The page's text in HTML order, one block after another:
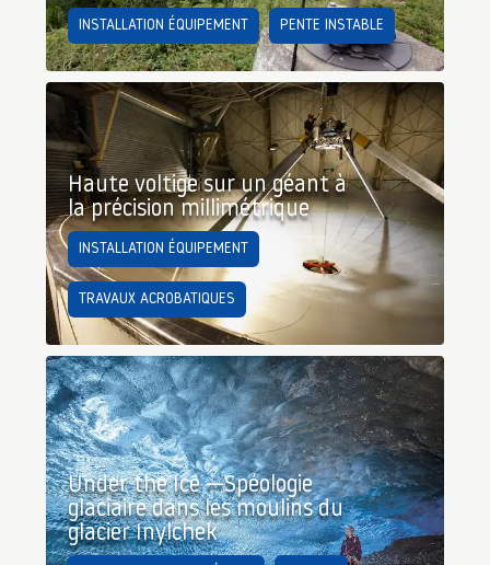
INSTALLATION ÉQUIPEMENT PENTE INSTABLE
Haute voltige sur un géant à
la précision millimétrique
INSTALLATION ÉQUIPEMENT
TRAVAUX ACROBATIQUES
Under the Ice —Spéologie
glaciaire dans les moulins du
glacier Inylchek